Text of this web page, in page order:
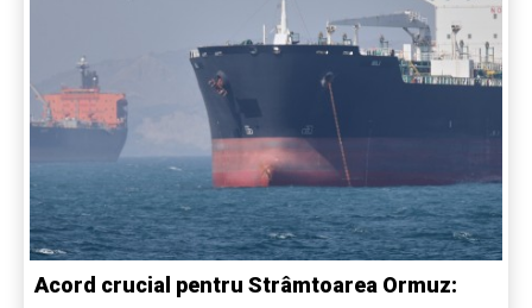
Acord crucial pentru Strâmtoarea Ormuz: